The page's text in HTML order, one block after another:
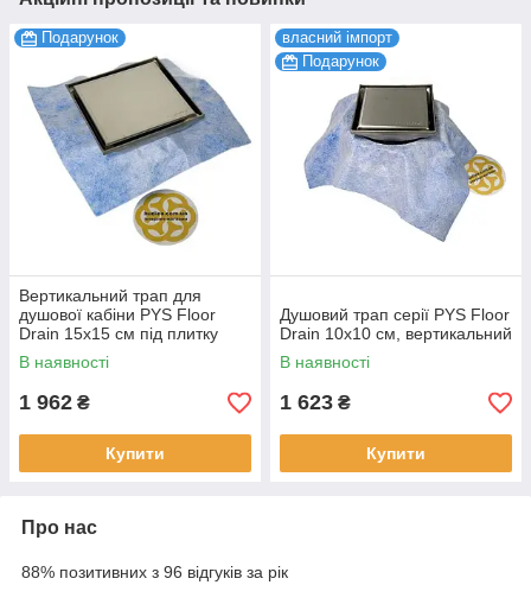
Подарунок
Вертикальний трап для
душової кабіни PYS Floor
Drain 15х15 см під плитку
Evimetal
В наявності
1 962 ₴
Купити
власний імпорт
Подарунок
Душовий трап серії PYS Floor
Drain 10х10 см, вертикальний
В наявності
1 623 ₴
Купити
Про нас
88% позитивних з 96 відгуків за рік